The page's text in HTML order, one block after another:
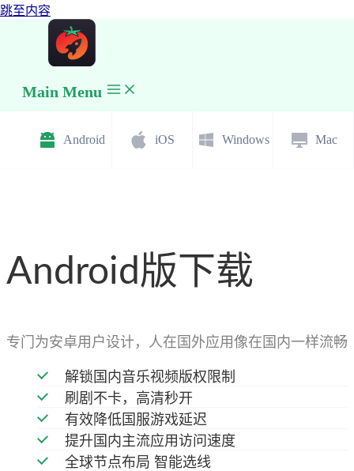
跳至内容
Main Menu
Android iOS Windows Mac
Android版下载
专门为安卓用户设计，人在国外应用像在国内一样流畅
解锁国内音乐视频版权限制
刷剧不卡，高清秒开
有效降低国服游戏延迟
提升国内主流应用访问速度
全球节点布局 智能选线